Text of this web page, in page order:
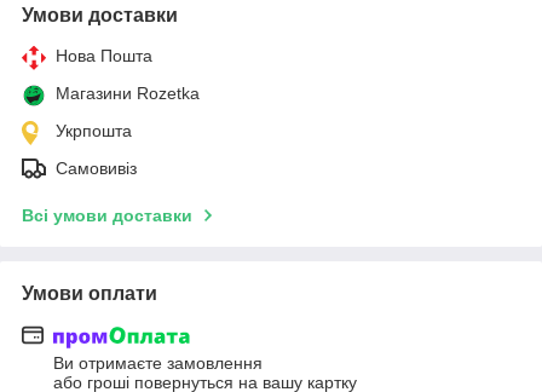
Умови доставки
Нова Пошта
Магазини Rozetka
Укрпошта
Самовивіз
Всі умови доставки
Умови оплати
Ви отримаєте замовлення
або гроші повернуться на вашу картку